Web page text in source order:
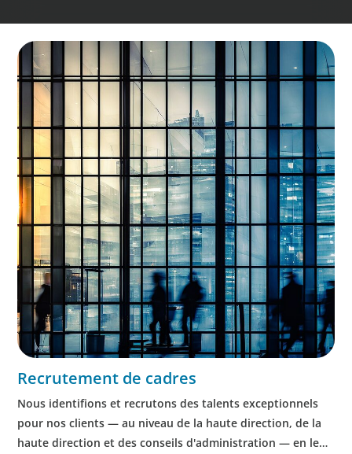
Recrutement de cadres
Nous identifions et recrutons des talents exceptionnels
pour nos clients — au niveau de la haute direction, de la
haute direction et des conseils d'administration — en leur